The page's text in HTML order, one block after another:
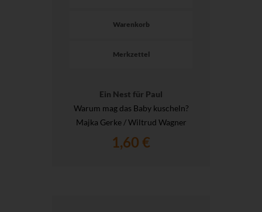
Warenkorb
Merkzettel
Ein Nest für Paul
Warum mag das Baby kuscheln?
Majka Gerke / Wiltrud Wagner
1,60 €